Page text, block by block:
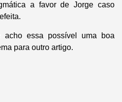
a favor de Jorge caso
acho essa possível uma boa
para outro artigo.